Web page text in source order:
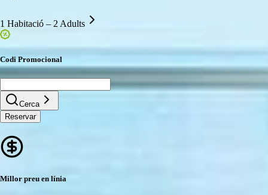
1 Habitació – 2 Adults
Codi Promocional
Cerca
Reservar
Millor preu en línia